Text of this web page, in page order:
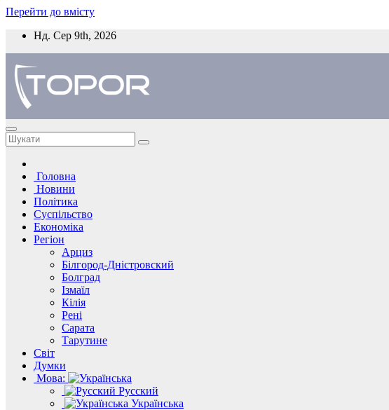
Перейти до вмісту
Нд. Сер 9th, 2026
Головна
Новини
Політика
Суспільство
Економіка
Регіон
Арциз
Білгород-Дністровский
Болград
Ізмаїл
Кілія
Рені
Сарата
Тарутине
Світ
Думки
Мова:
Русский
Українська